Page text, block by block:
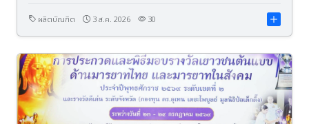
ผลิตบัณฑิต 3 ส.ค. 2026 30